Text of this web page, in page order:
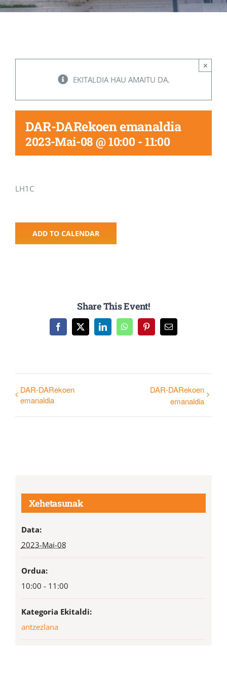
EKITALDIA HAU AMAITU DA.
×
DAR-DARekoen emanaldia
2023-Mai-08 @ 10:00 -11:00
LH1C
ADD TO CALENDAR
Share This Event!
Facebook
X LinkedInWhatsAppPinterestEmail
DAR-DARekoen
emanaldia
DAR-DARekoen
emanaldia
Xehetasunak
Data:
2023-Mai-08
Ordua:
10:00 - 11:00
Kategoria Ekitaldi:
antzezlana